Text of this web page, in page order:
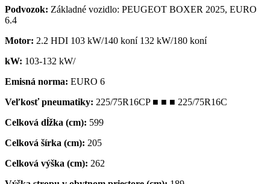
Podvozok: Základné vozidlo: PEUGEOT BOXER 2025, EURO
6.4
Motor: 2.2 HDI 103 kW/140 koní 132 kW/180 koní
kW: 103-132 kW/
Emisná norma: EURO 6
Veľkosť pneumatiky: 225/75R16CP ■ ■ ■ 225/75R16C
Celková dĺžka (cm): 599
Celková šírka (cm): 205
Celková výška (cm): 262